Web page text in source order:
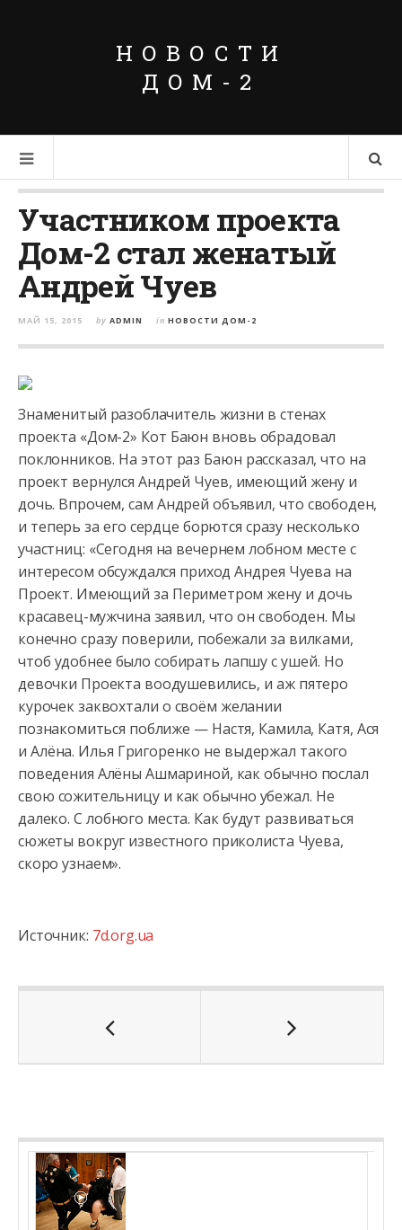
НОВОСТИ
ДОМ-2
Участником проекта
Дом-2 стал женатый
Андрей Чуев
МАЙ 15, 2015 by ADMIN in НОВОСТИ ДОМ-2
Знаменитый разоблачитель жизни в стенах
проекта «Дом-2» Кот Баюн вновь обрадовал
поклонников. На этот раз Баюн рассказал, что на
проект вернулся Андрей Чуев, имеющий жену и
дочь. Впрочем, сам Андрей объявил, что свободен,
и теперь за его сердце борются сразу несколько
участниц: «Сегодня на вечернем лобном месте с
интересом обсуждался приход Андрея Чуева на
Проект. Имеющий за Периметром жену и дочь
красавец-мужчина заявил, что он свободен. Мы
конечно сразу поверили, побежали за вилками,
чтоб удобнее было собирать лапшу с ушей. Но
девочки Проекта воодушевились, и аж пятеро
курочек заквохтали о своём желании
познакомиться поближе — Настя, Камила, Катя, Ася
и Алёна. Илья Григоренко не выдержал такого
поведения Алёны Ашмариной, как обычно послал
свою сожительницу и как обычно убежал. Не
далеко. С лобного места. Как будут развиваться
сюжеты вокруг известного приколиста Чуева,
скоро узнаем».
Источник: 7d.org.ua